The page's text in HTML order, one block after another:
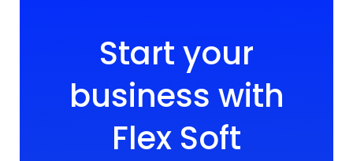
Start your
business with
Flex Soft